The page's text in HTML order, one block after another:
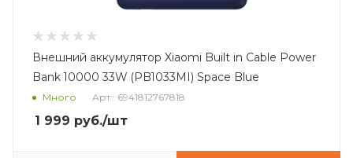
Внешний аккумулятор Xiaomi Built in Cable Power
Bank 10000 33W (PB1033MI) Space Blue
Много Арт.: 6941812767818
1 999 руб./шт